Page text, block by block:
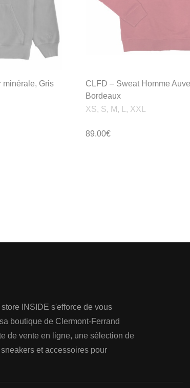
minérale, Gris
CLFD – Sweat Homme
Bordeaux
XS, S, M, L, XXL
89.00€
INSIDE s'efforce de vous
boutique de Clermont-Ferrand
de vente en ligne, une sélection de
et accessoires pour